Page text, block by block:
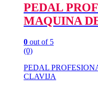
PEDAL
MAQUINA
0 out of 5
(0)
PEDAL
CLAVIJA